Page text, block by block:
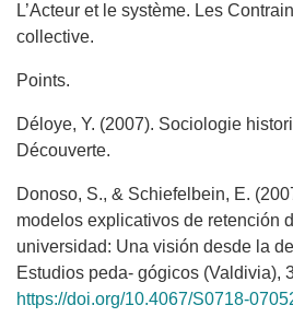
L’Acteur et le système. Les
collective.
Points.
Déloye, Y. (2007). Sociologie
Découverte.
Donoso, S., & Schiefelbein, E.
modelos explicativos de retención
universidad: Una visión desde la
Estudios peda- gógicos (Valdivia),
https://doi.org/10.4067/S0718-